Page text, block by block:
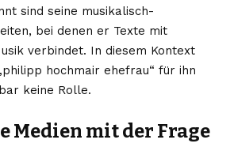
sind seine musikalisch-
bei denen er Texte mit
verbindet. In diesem Kontext
hochmair ehefrau“ für ihn
keine Rolle.
Medien mit der Frage